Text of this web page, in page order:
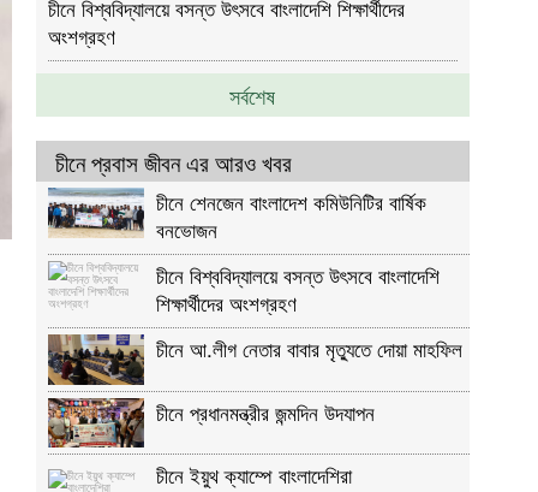
চীনে বিশ্ববিদ্যালয়ে বসন্ত উৎসবে বাংলাদেশি শিক্ষার্থীদের
অংশগ্রহণ
সর্বশেষ
চীনে প্রবাস জীবন এর আরও খবর
চীনে শেনজেন বাংলাদেশ কমিউনিটির বার্ষিক
বনভোজন
চীনে বিশ্ববিদ্যালয়ে বসন্ত উৎসবে বাংলাদেশি
শিক্ষার্থীদের অংশগ্রহণ
চীনে আ.লীগ নেতার বাবার মৃত্যুতে দোয়া মাহফিল
চীনে প্রধানমন্ত্রীর জন্মদিন উদযাপন
চীনে ইয়ুথ ক্যাম্পে বাংলাদেশিরা